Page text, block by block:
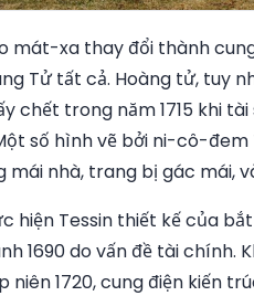
mát-xa thay đổi thành
Tử tất cả. Hoàng tử, tuy
chết trong năm 1715 khi
số hình vẽ bởi ni-cô-
mái nhà, trang bị gác mái,
hiện Tessin thiết kế của
1690 do vấn đề tài chính.
niên 1720, cung điện kiến